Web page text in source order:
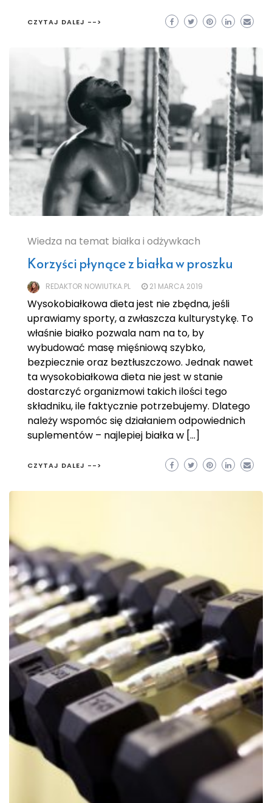
CZYTAJ DALEJ -->
Wiedza na temat białka i odżywkach
Korzyści płynące z białka w proszku
REDAKTOR NOWIUTKA.PL 21 MARCA 2019
Wysokobiałkowa dieta jest nie zbędna, jeśli
uprawiamy sporty, a zwłaszcza kulturystykę. To
właśnie białko pozwala nam na to, by
wybudować masę mięśniową szybko,
bezpiecznie oraz beztłuszczowo. Jednak nawet
ta wysokobiałkowa dieta nie jest w stanie
dostarczyć organizmowi takich ilości tego
składniku, ile faktycznie potrzebujemy. Dlatego
należy wspomóc się działaniem odpowiednich
suplementów – najlepiej białka w […]
CZYTAJ DALEJ -->